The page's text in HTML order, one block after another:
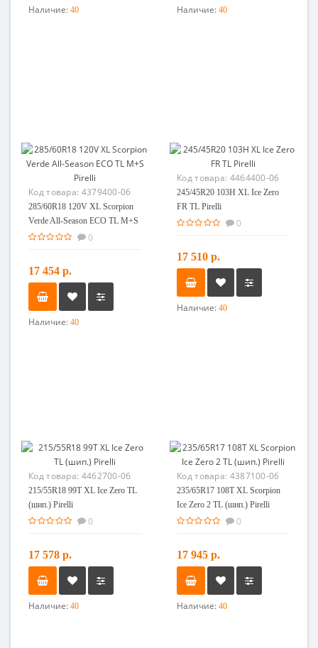
Наличие: 40 Наличие: 40
Код товара: 4379400-06
285/60R18 120V XL Scorpion
Verde All-Season ECO TL M+S
Pirelli
0
17 454 р.
Наличие: 40
Код товара: 4464400-06
245/45R20 103H XL Ice Zero
FR TL Pirelli
0
17 510 р.
Наличие: 40
Код товара: 4462700-06
215/55R18 99T XL Ice Zero TL
(шип.) Pirelli
0
17 578 р.
Наличие: 40
Код товара: 4387100-06
235/65R17 108T XL Scorpion
Ice Zero 2 TL (шип.) Pirelli
0
17 945 р.
Наличие: 40